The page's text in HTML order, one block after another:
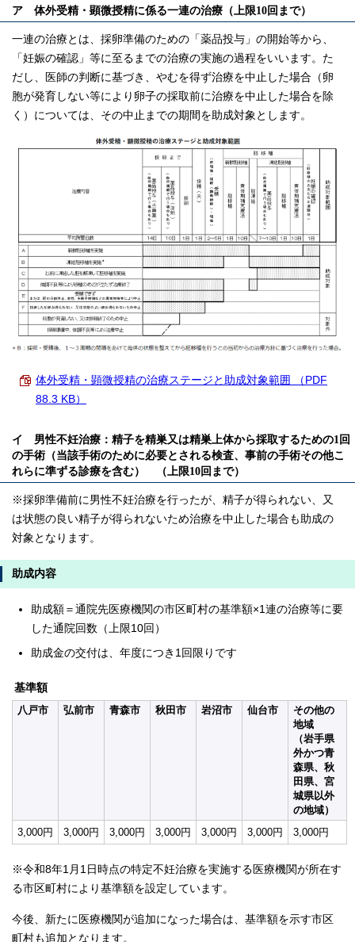
ア 体外受精・顕微授精に係る一連の治療（上限10回まで）
一連の治療とは、採卵準備のための「薬品投与」の開始等から、
「妊娠の確認」等に至るまでの治療の実施の過程をいいます。た
だし、医師の判断に基づき、やむを得ず治療を中止した場合（卵
胞が発育しない等により卵子の採取前に治療を中止した場合を除
く）については、その中止までの期間を助成対象とします。
体外受精・顕微授精の治療ステージと助成対象範囲 （PDF
88.3 KB）
イ 男性不妊治療：精子を精巣又は精巣上体から採取するための1回
の手術（当該手術のために必要とされる検査、事前の手術その他こ
れらに準ずる診療を含む） （上限10回まで）
※採卵準備前に男性不妊治療を行ったが、精子が得られない、又
は状態の良い精子が得られないため治療を中止した場合も助成の
対象となります。
助成内容
助成額＝通院先医療機関の市区町村の基準額×1連の治療等に要
した通院回数（上限10回）
助成金の交付は、年度につき1回限りです
基準額
八戸市
弘前市 青森市 秋田市 岩沼市 仙台市
その他の
地域
（岩手県
外かつ青
森県、秋
田県、宮
城県以外
の地域）
3,000円
3,000円 3,000円 3,000円 3,000円 3,000円 3,000円
※令和8年1月1日時点の特定不妊治療を実施する医療機関が所在す
る市区町村により基準額を設定しています。
今後、新たに医療機関が追加になった場合は、基準額を示す市区
町村も追加となります。